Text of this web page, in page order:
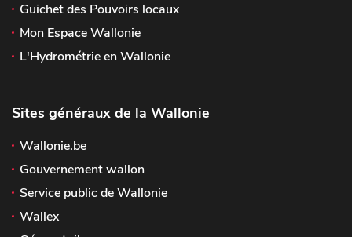
Guichet des Pouvoirs locaux
Mon Espace Wallonie
L'Hydrométrie en Wallonie
Sites généraux de la Wallonie
Wallonie.be
Gouvernement wallon
Service public de Wallonie
Wallex